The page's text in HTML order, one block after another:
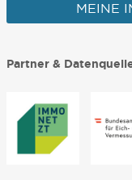
MEINE
Partner &